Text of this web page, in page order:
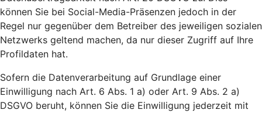
können Sie bei Social-Media-Präsenzen jedoch in der
Regel nur gegenüber dem Betreiber des jeweiligen sozialen
Netzwerks geltend machen, da nur dieser Zugriff auf Ihre
Profildaten hat.
Sofern die Datenverarbeitung auf Grundlage einer
Einwilligung nach Art. 6 Abs. 1 a) oder Art. 9 Abs. 2 a)
DSGVO beruht, können Sie die Einwilligung jederzeit mit